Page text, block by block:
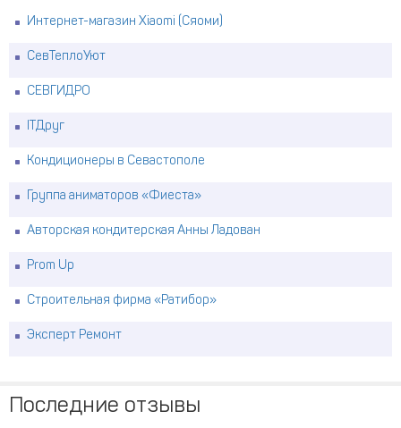
Интернет-магазин Xiaomi (Сяоми)
СевТеплоУют
СЕВГИДРО
ITДруг
Кондиционеры в Севастополе
Группа аниматоров «Фиеста»
Авторская кондитерская Анны Ладован
Prom Up
Строительная фирма «Ратибор»
Эксперт Ремонт
Последние отзывы